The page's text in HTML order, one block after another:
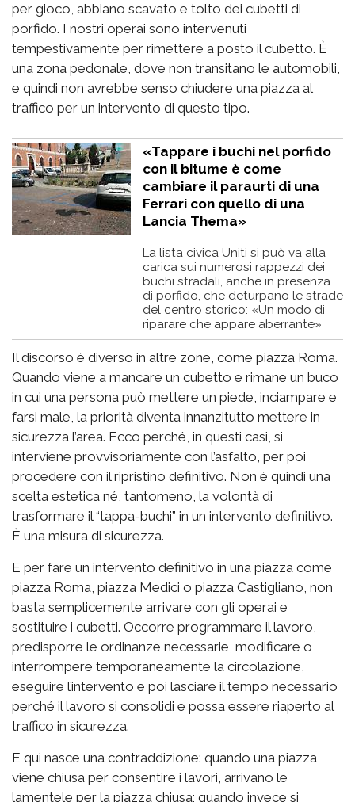
per gioco, abbiano scavato e tolto dei cubetti di
porfido. I nostri operai sono intervenuti
tempestivamente per rimettere a posto il cubetto. È
una zona pedonale, dove non transitano le automobili,
e quindi non avrebbe senso chiudere una piazza al
traffico per un intervento di questo tipo.
«Tappare i buchi nel porfido
con il bitume è come
cambiare il paraurti di una
Ferrari con quello di una
Lancia Thema»
La lista civica Uniti si può va alla
carica sui numerosi rappezzi dei
buchi stradali, anche in presenza
di porfido, che deturpano le strade
del centro storico: «Un modo di
riparare che appare aberrante»
Il discorso è diverso in altre zone, come piazza Roma.
Quando viene a mancare un cubetto e rimane un buco
in cui una persona può mettere un piede, inciampare e
farsi male, la priorità diventa innanzitutto mettere in
sicurezza l’area. Ecco perché, in questi casi, si
interviene provvisoriamente con l’asfalto, per poi
procedere con il ripristino definitivo. Non è quindi una
scelta estetica né, tantomeno, la volontà di
trasformare il “tappa-buchi” in un intervento definitivo.
È una misura di sicurezza.
E per fare un intervento definitivo in una piazza come
piazza Roma, piazza Medici o piazza Castigliano, non
basta semplicemente arrivare con gli operai e
sostituire i cubetti. Occorre programmare il lavoro,
predisporre le ordinanze necessarie, modificare o
interrompere temporaneamente la circolazione,
eseguire l’intervento e poi lasciare il tempo necessario
perché il lavoro si consolidi e possa essere riaperto al
traffico in sicurezza.
E qui nasce una contraddizione: quando una piazza
viene chiusa per consentire i lavori, arrivano le
lamentele per la piazza chiusa; quando invece si